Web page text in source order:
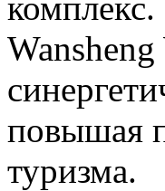
повышая
туризма.